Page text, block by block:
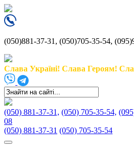
(050)881-37-31, (050)705-35-54,
Слава Україні! Слава Героям!
(050) 881-37-31, (050) 705-35-54,
08
(050) 881-37-31 (050) 705-35-54